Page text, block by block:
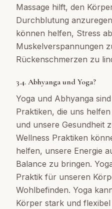
Massage hilft, den
Durchblutung
können helfen, Stress
Muskelverspannungen
Rückenschmerzen zu
3.4. Abhyanga und Yoga?
Yoga und Abhyanga
Praktiken, die uns
und unsere Gesundheit
Wellness Praktiken
helfen, unsere Energie
Balance zu bringen.
Praktik für unseren
Wohlbefinden. Yoga
Körper stark und